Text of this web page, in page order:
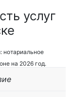
услуг
нотариальное
на 2026 год.